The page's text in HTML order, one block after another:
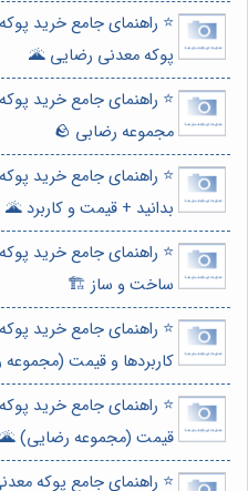
⭐️ راهنمای جامع خرید
پوکه معدنی رضایی 🌋
⭐️ راهنمای جامع خرید
مجموعه رضابی 🪨
⭐️ راهنمای جامع خرید
بدانید + قیمت و کاربرد 🌋
⭐️ راهنمای جامع خرید
ساخت و ساز 🏗️
⭐️ راهنمای جامع خرید
کاربردها و قیمت
⭐️ راهنمای جامع خرید
قیمت (مجموعه رضایی) 🌋
⭐️ راهنمای جامع پوکه